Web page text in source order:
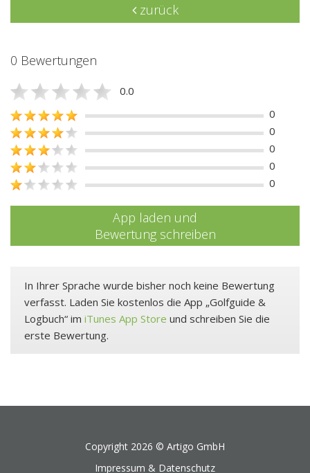
zurück
0 Bewertungen
0.0
0
0
0
0
0
App laden und
Bewertung schreiben
In Ihrer Sprache wurde bisher noch keine Bewertung
verfasst. Laden Sie kostenlos die App „Golfguide &
Logbuch“ im iTunes App Store und schreiben Sie die
erste Bewertung.
Copyright 2026 © Artigo GmbH
Impressum & Datenschutz